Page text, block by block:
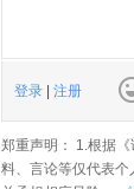
登录 注册
郑重声明： 1.根据
料、言论等仅代表